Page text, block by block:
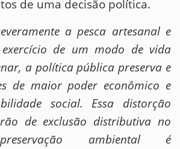
de uma decisão política.
a pesca artesanal e
de um modo de vida
a política pública preserva e
de maior poder econômico e
social. Essa distorção
de exclusão distributiva no
ambiental é